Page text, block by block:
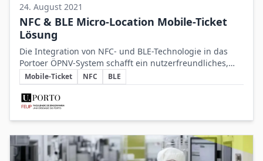
24. August 2021
NFC & BLE Micro-Location Mobile-Ticket
Lösung
Die Integration von NFC- und BLE-Technologie in das
Portoer ÖPNV-System schafft ein nutzerfreundliches,
flexibles und modernes Mobile-Ticketing, das
Fahrgästen eine vereinfachte Abrechnung und Nutzung
ermöglicht.
Schlüsselthemen
Mobile-Ticket NFC BLE
Beteiligte Unternehmen